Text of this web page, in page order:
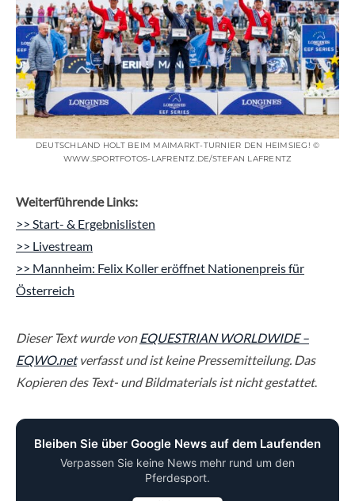
DEUTSCHLAND HOLT BEIM MAIMARKT-TURNIER DEN HEIMSIEG! ©
WWW.SPORTFOTOS-LAFRENTZ.DE/STEFAN LAFRENTZ
Weiterführende Links:
>> Start- & Ergebnislisten
>> Livestream
>> Mannheim: Felix Koller eröffnet Nationenpreis für
Österreich
Dieser Text wurde vonEQUESTRIAN WORLDWIDE –
EQWO.netverfasst und ist keine Pressemitteilung. Das
Kopieren des Text- und Bildmaterials ist nicht gestattet.
Bleiben Sie über Google News auf dem Laufenden
Verpassen Sie keine News mehr rund um den
Pferdesport.